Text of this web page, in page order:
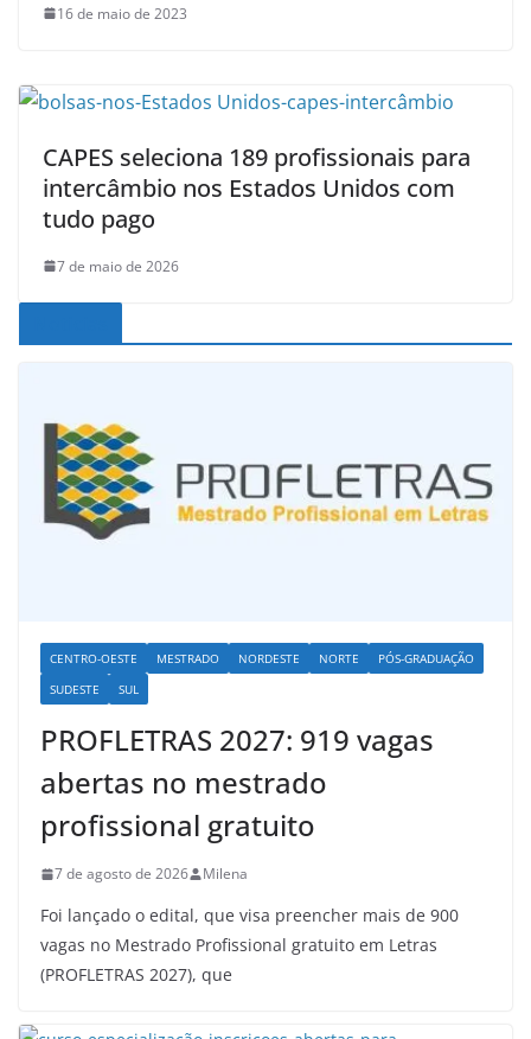
16 de maio de 2023
CAPES seleciona 189 profissionais para
intercâmbio nos Estados Unidos com
tudo pago
7 de maio de 2026
CENTRO-OESTE MESTRADO NORDESTE NORTE
PÓS-GRADUAÇÃO
SUDESTE
SUL
PROFLETRAS 2027: 919 vagas
abertas no mestrado
profissional gratuito
7 de agosto de 2026 Milena
Foi lançado o edital, que visa preencher mais de 900
vagas no Mestrado Profissional gratuito em Letras
(PROFLETRAS 2027), que